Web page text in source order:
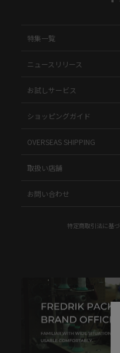
特集一覧
ニュースリリース
お試しサービス
ショッピングガイド
OVERSEAS SHIPPING
取扱い店舗
お問い合わせ
特定商取引法に基